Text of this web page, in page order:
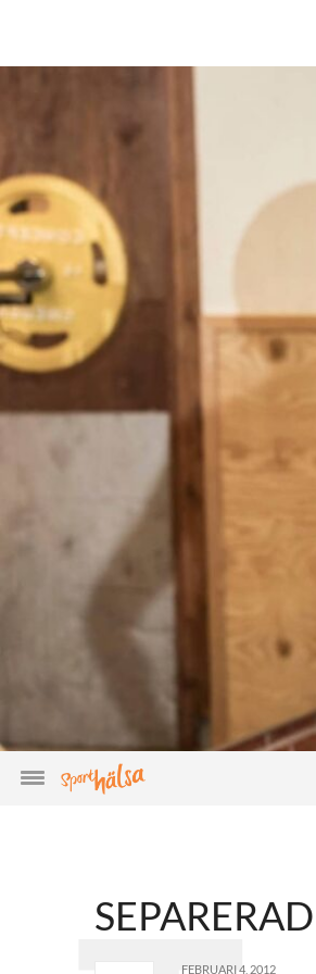
FEBRUARI 4, 2012